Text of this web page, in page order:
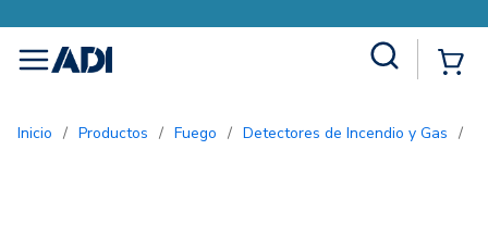
menu
Inicio / Productos / Fuego / Detectores de Incendio y Gas /